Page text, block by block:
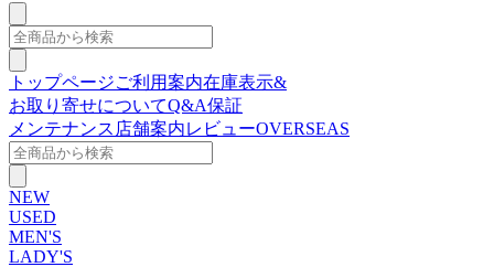
トップページご利用案内在庫表示&
お取り寄せについてQ&A保証
メンテナンス 店舗案内レビューOVERSEAS
NEW
USED
MEN'S
LADY'S